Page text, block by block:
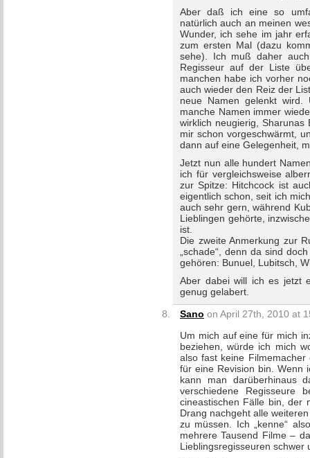
Aber daß ich eine so
natürlich auch an meinen
Wunder, ich sehe im jahr
zum ersten Mal (dazu
sehe). Ich muß daher
Regisseur auf der Liste
manchen habe ich vorher
auch wieder den Reiz der
neue Namen gelenkt
manche Namen immer
wirklich neugierig,
mir schon vorgeschwärmt,
dann auf eine Gelegenheit,
Jetzt nun alle hundert
ich für vergleichsweise
zur Spitze: Hitchcock ist
eigentlich schon, seit ich
auch sehr gern, während
Lieblingen gehörte,
ist.
Die zweite Anmerkung zur
„schade“, denn da sind
gehören: Bunuel, Lubitsch,
Aber dabei will ich es jetzt
genug gelabert.
Sano on April 27th, 2010 at
Um mich auf eine für mich
beziehen, würde ich mich
also fast keine
für eine Revision bin. Wenn
kann man darüberhinaus
verschiedene Regisseure
cineastischen Fälle bin, der
Drang nachgeht alle
zu müssen. Ich „kenne“
mehrere Tausend Filme –
Lieblingsregisseuren schwer